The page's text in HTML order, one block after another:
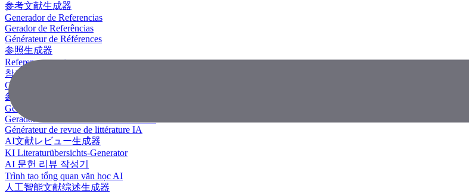
参考文献生成器
Generador de Referencias
Gerador de Referências
Générateur de Références
参照生成器
Referenzgenerator
참조 생성기
Công Cụ Tạo Tài Liệu Tham Khảo
參考文獻生成器
Generador de revisión literaria con IA
Gerador de Revisão de Literatura em IA
Générateur de revue de littérature IA
AI文献レビュー生成器
KI Literaturübersichts-Generator
AI 문헌 리뷰 작성기
Trình tạo tổng quan văn học AI
人工智能文献综述生成器